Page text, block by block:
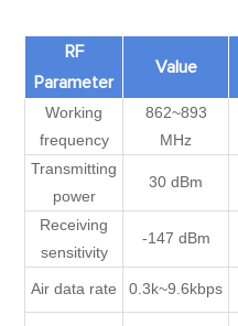
RF
Parameter
Value
Working
frequency
862~893
MHz
Transmitting
power
30 dBm
Receiving
sensitivity
-147 dBm
Air data rate 0.3k~9.6kbps